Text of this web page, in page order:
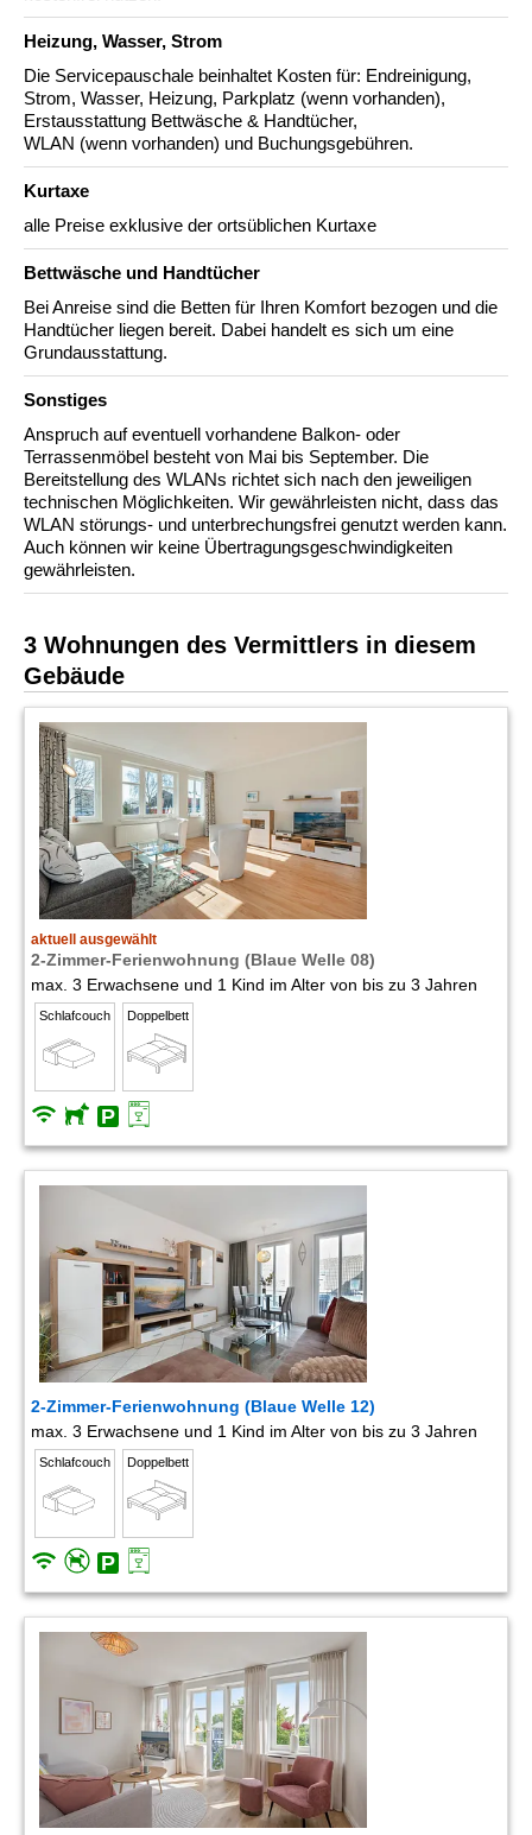
Heizung, Wasser, Strom
Die Servicepauschale beinhaltet Kosten für: Endreinigung,
Strom, Wasser, Heizung, Parkplatz (wenn vorhanden),
Erstausstattung Bettwäsche & Handtücher,
WLAN (wenn vorhanden) und Buchungsgebühren.
Kurtaxe
alle Preise exklusive der ortsüblichen Kurtaxe
Bettwäsche und Handtücher
Bei Anreise sind die Betten für Ihren Komfort bezogen und die
Handtücher liegen bereit. Dabei handelt es sich um eine
Grundausstattung.
Sonstiges
Anspruch auf eventuell vorhandene Balkon- oder
Terrassenmöbel besteht von Mai bis September. Die
Bereitstellung des WLANs richtet sich nach den jeweiligen
technischen Möglichkeiten. Wir gewährleisten nicht, dass das
WLAN störungs- und unterbrechungsfrei genutzt werden kann.
Auch können wir keine Übertragungsgeschwindigkeiten
gewährleisten.
3 Wohnungen des Vermittlers in diesem
Gebäude
aktuell ausgewählt
2-Zimmer-Ferienwohnung (Blaue Welle 08)
max. 3 Erwachsene und 1 Kind im Alter von bis zu 3 Jahren
Schlafcouch Doppelbett
2-Zimmer-Ferienwohnung (Blaue Welle 12)
max. 3 Erwachsene und 1 Kind im Alter von bis zu 3 Jahren
Schlafcouch Doppelbett